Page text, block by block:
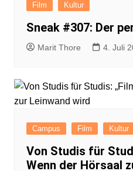
Film Kultur
Sneak #307: Der
Marit Thore 4. Juli
Campus Film Kultur
Von Studis für
Wenn der Hörsaal